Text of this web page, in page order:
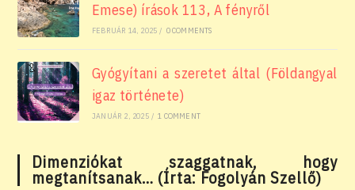
Emese) írások 113, A fényről
FEBRUÁR 14, 2025 / 0 COMMENTS
Gyógyítani a szeretet által (Földangyal
igaz története)
JANUÁR 2, 2025 / 1 COMMENT
Dimenziókat szaggatnak, hogy
megtanítsanak… (Írta: Fogolyán Szellő)